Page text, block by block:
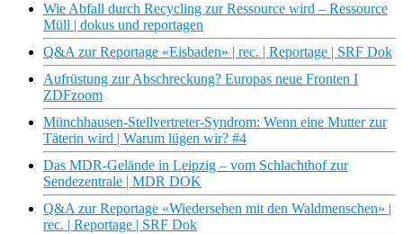
Wie Abfall durch Recycling zur Ressource wird – Ressource
Müll | dokus und reportagen
Q&A zur Reportage «Eisbaden» | rec. | Reportage | SRF Dok
Aufrüstung zur Abschreckung? Europas neue Fronten I
ZDFzoom
Münchhausen-Stellvertreter-Syndrom: Wenn eine Mutter zur
Täterin wird | Warum lügen wir? #4
Das MDR-Gelände in Leipzig – vom Schlachthof zur
Sendezentrale | MDR DOK
Q&A zur Reportage «Wiedersehen mit den Waldmenschen» |
rec. | Reportage | SRF Dok